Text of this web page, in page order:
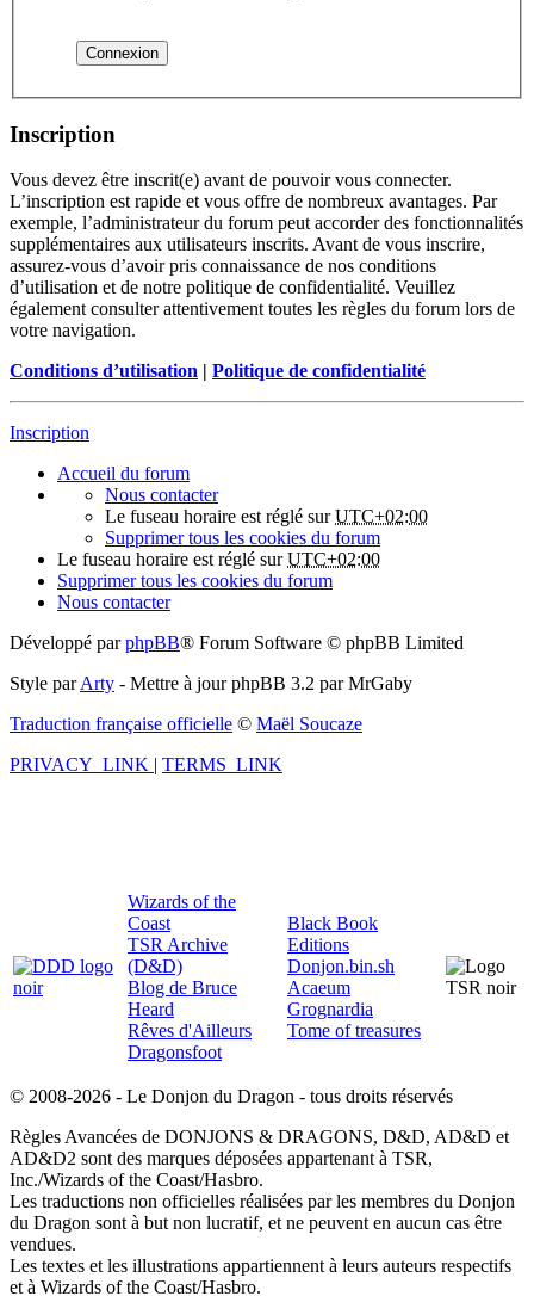
Inscription
Vous devez être inscrit(e) avant de pouvoir vous connecter.
L’inscription est rapide et vous offre de nombreux avantages. Par
exemple, l’administrateur du forum peut accorder des fonctionnalités
supplémentaires aux utilisateurs inscrits. Avant de vous inscrire,
assurez-vous d’avoir pris connaissance de nos conditions
d’utilisation et de notre politique de confidentialité. Veuillez
également consulter attentivement toutes les règles du forum lors de
votre navigation.
Conditions d’utilisation | Politique de confidentialité
Inscription
Accueil du forum
Nous contacter
Le fuseau horaire est réglé surUTC+02:00
Supprimer tous les cookies du forum
Le fuseau horaire est réglé surUTC+02:00
Supprimer tous les cookies du forum
Nous contacter
Développé parphpBB® Forum Software © phpBB Limited
Style parArty - Mettre à jour phpBB 3.2 par MrGaby
Traduction française officielle © Maël Soucaze
PRIVACY_LINK | TERMS_LINK
Wizards of the
Coast
TSR Archive
(D&D)
Blog de Bruce
Heard
Rêves d'Ailleurs
Dragonsfoot
Black Book
Editions
Donjon.bin.sh
Acaeum
Grognardia
Tome of treasures
© 2008-2026 - Le Donjon du Dragon - tous droits réservés
Règles Avancées de DONJONS & DRAGONS, D&D, AD&D et
AD&D2 sont des marques déposées appartenant à TSR,
Inc./Wizards of the Coast/Hasbro.
Les traductions non officielles réalisées par les membres du Donjon
du Dragon sont à but non lucratif, et ne peuvent en aucun cas être
vendues.
Les textes et les illustrations appartiennent à leurs auteurs respectifs
et à Wizards of the Coast/Hasbro.